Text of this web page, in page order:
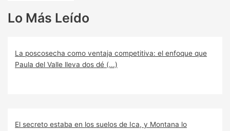
Lo Más Leído
La poscosecha como ventaja competitiva: el enfoque que
Paula del Valle lleva dos dé (...)
El secreto estaba en los suelos de Ica, y Montana lo